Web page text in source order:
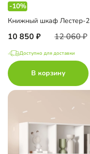
-10%
Книжный шкаф Лестер-2
10 850 12 060
Доступно для доставки
В корзину